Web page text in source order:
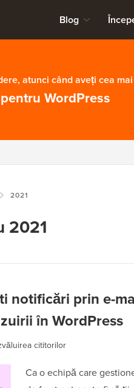
Blog
atunci când aveți cea
WordPress
2021
2021
notificări prin e-
în WordPress
cititorilor
Ca o echipă care